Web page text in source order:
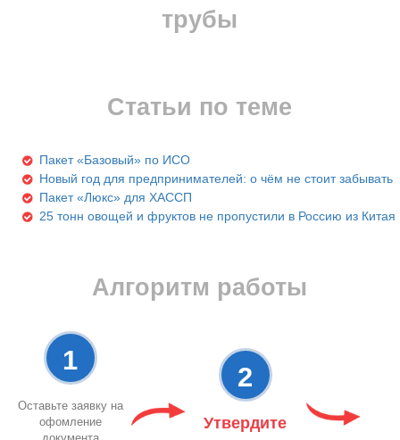
трубы
Статьи по теме
Пакет «Базовый» по ИСО
Новый год для предпринимателей: о чём не стоит забывать
Пакет «Люкс» для ХАССП
25 тонн овощей и фруктов не пропустили в Россию из Китая
Алгоритм работы
1
Оставьте заявку на
офомление
документа
2
Утвердите